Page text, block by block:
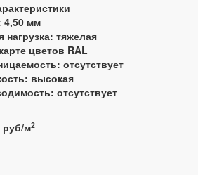
4,50 мм
нагрузка: тяжелая
цветов RAL
отсутствует
высокая
отсутствует
руб/м2